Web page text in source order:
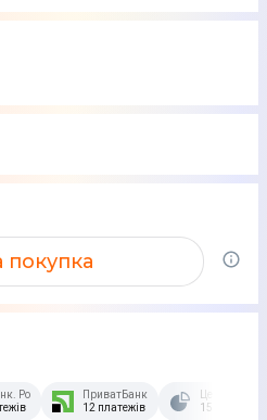
Розстрочка Скибочка.
ПриватБанк
12 платежів
15 платежів